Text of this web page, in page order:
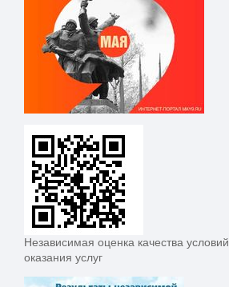
Независимая оценка качества условий
оказания услуг